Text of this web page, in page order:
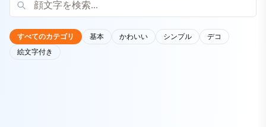
すべてのカテゴリ 基本 かわいい シンプル
デコ
絵文字付き